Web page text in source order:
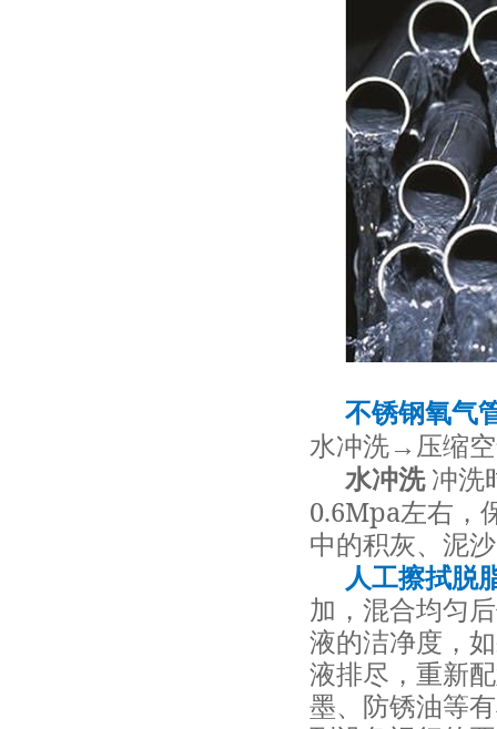
不锈钢氧气
水冲洗→ 压缩
水冲洗 冲洗
0.6Mpa左右，
中的积灰、泥
人工擦拭脱
加，混合均匀
液的洁净度，
液排尽，重新
墨、防锈油等